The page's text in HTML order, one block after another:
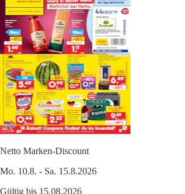
Netto Marken-Discount
Mo. 10.8. - Sa. 15.8.2026
Gültig bis 15.08.2026